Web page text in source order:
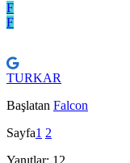
F
F
TURKAR
Başlatan Falcon
Sayfa1 2
Yanıtlar: 12